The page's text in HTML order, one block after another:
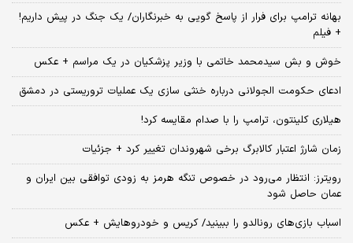
بهانه ترامپ برای فرار از پاسخ گویی به خبرنگاران/ یک جنگ در پیش داریم!
+ فیلم
خوش و بش سیدمحمد خاتمی با وزیر پزشکیان در یک مراسم + عکس
ادعای حکومت الجولانی درباره خنثی سازی یک عملیات تروریستی در دمشق
هیلاری کلینتون، ترامپ را با صدام مقایسه کرد!
زمان شارژ اعتبار کالابرگ برخی شهروندان تغییر کرد + جزئیات
رویترز: انتظار می‌رود در خصوص تنگه هرمز به زودی توافقی بین ایران و
عمان حاصل شود
اسباب‌ بازی‌های رونالدو را ببینید/ کریس و خودروهایش + عکس